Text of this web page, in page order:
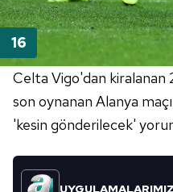
Celta Vigo'dan kiralanan
son oynanan Alanya
'kesin gönderilecek'